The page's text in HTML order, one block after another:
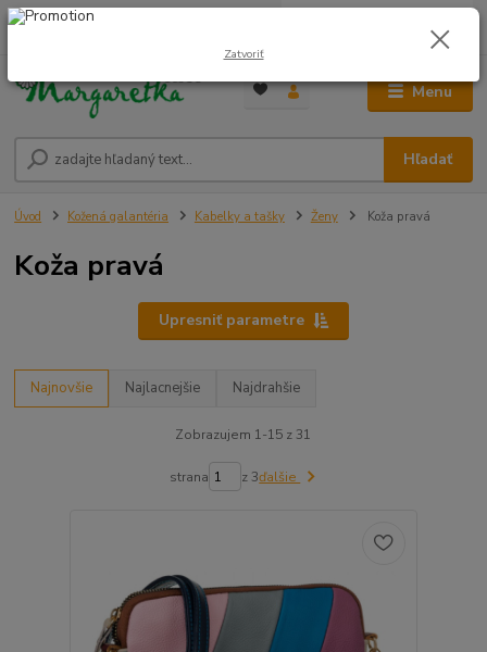
Menu
Hľadať
0948 236 042
0,00 €
Úvod Kožená galantéria Kabelky a tašky Ženy Koža pravá
Koža pravá
Upresniť parametre
Najnovšie Najlacnejšie Najdrahšie
Zobrazujem 1-15 z 31
strana z 3ďalšie
Zatvoriť